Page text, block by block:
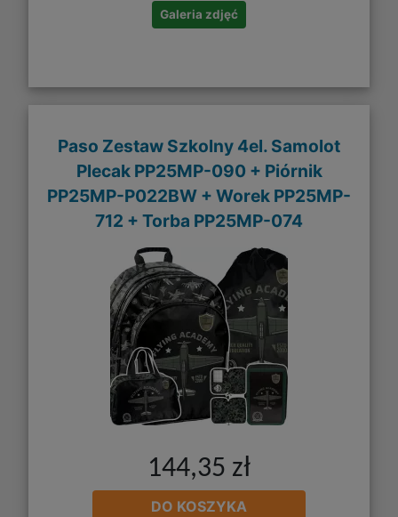
Galeria zdjęć
Paso Zestaw Szkolny 4el. Samolot
Plecak PP25MP-090 + Piórnik
PP25MP-P022BW + Worek PP25MP-
712 + Torba PP25MP-074
144,35 zł
DO KOSZYKA